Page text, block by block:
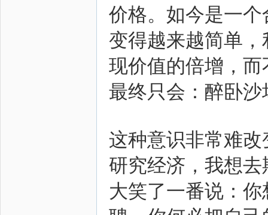
价格。如今是一
变得越来越简单
现价值的倍增，
最终只会：醉卧
这种意识非常难
研究经济，我想
大笑了一番说：